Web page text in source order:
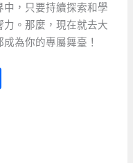
，只要持續探索和學
。那麼，現在就去大
為你的專屬舞臺！